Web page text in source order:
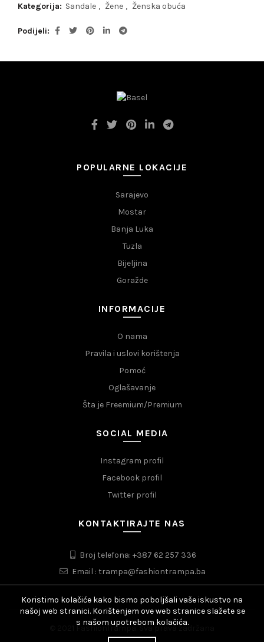
Kategorija: Sandale , Žene , Ženska obuća
Podijeli
POPULARNE LOKACIJE
Sarajevo
Mostar
Banja Luka
Tuzla
Bijeljina
Goražde
INFORMACIJE
O nama
Pravila i uslovi korištenja
Pomoć
Oglašavanje
Šta je Freemium/Premium
SOCIAL MEDIA
Instagram profil
Facebook profil
Twitter profil
KONTAKTIRAJTE NAS
Broj telefona: +387 62 257 336
Email : trampa@fashiontrampa.ba
© 2021 FashionTrampa. Sva prava zadržana
Koristimo kolačiće kako bismo poboljšali vaše iskustvo na
našoj web stranici. Korištenjem ove web stranice slažete se
s našom upotrebom kolačića.